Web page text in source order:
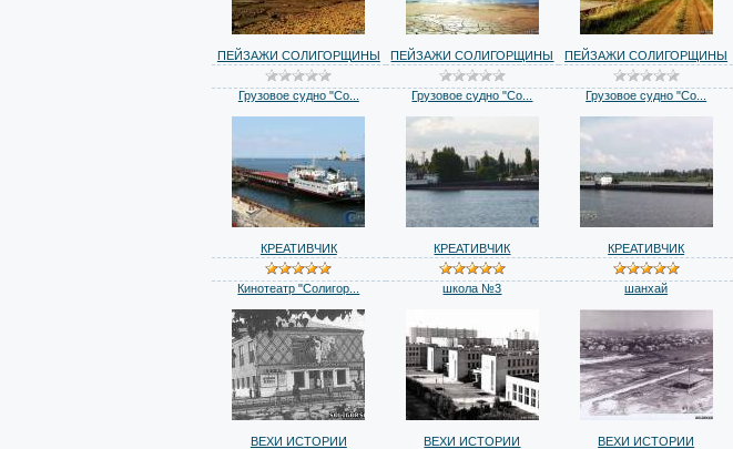
ПЕЙЗАЖИ СОЛИГОРЩИНЫ ПЕЙЗАЖИ СОЛИГОРЩИНЫ ПЕЙЗАЖИ СОЛИГОРЩИНЫ
Грузовое судно "Со...
КРЕАТИВЧИК
Грузовое судно "Со...
КРЕАТИВЧИК
Грузовое судно "Со...
КРЕАТИВЧИК
Кинотеатр "Солигор...
ВЕХИ ИСТОРИИ
школа №3
ВЕХИ ИСТОРИИ
шанхай
ВЕХИ ИСТОРИИ